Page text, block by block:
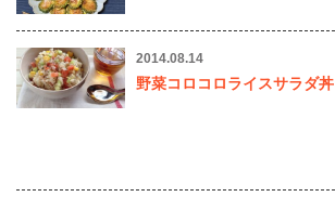
2014.08.14
野菜コロコロライスサラダ丼